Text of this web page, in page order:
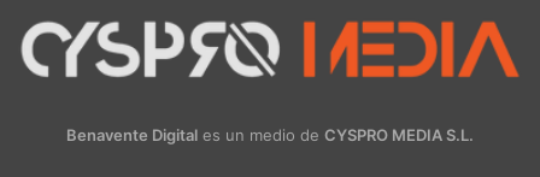
Benavente Digital es un medio de CYSPRO MEDIA S.L.